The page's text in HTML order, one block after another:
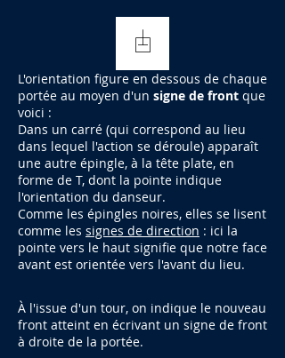
L'orientation figure en dessous de chaque
portée au moyen d'un signe de front que
voici :
Dans un carré (qui correspond au lieu
dans lequel l'action se déroule) apparaît
une autre épingle, à la tête plate, en
forme de T, dont la pointe indique
l'orientation du danseur.
Comme les épingles noires, elles se lisent
comme les signes de direction : ici la
pointe vers le haut signifie que notre face
avant est orientée vers l'avant du lieu.
À l'issue d'un tour, on indique le nouveau
front atteint en écrivant un signe de front
à droite de la portée.